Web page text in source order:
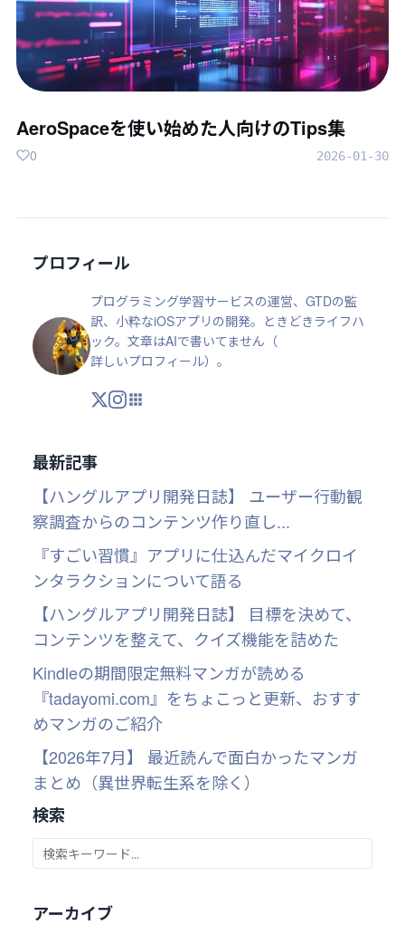
AeroSpaceを使い始めた人向けのTips集
2026-01-30
0
プロフィール
プログラミング学習サービスの運営、GTDの監
訳、小粋なiOSアプリの開発。ときどきライフハ
ック。文章はAIで書いてません（
詳しいプロフィール）。
X Instagram
アプリ・ツール
最新記事
【ハングルアプリ開発日誌】 ユーザー行動観
察調査からのコンテンツ作り直し...
『すごい習慣』アプリに仕込んだマイクロイ
ンタラクションについて語る
【ハングルアプリ開発日誌】 目標を決めて、
コンテンツを整えて、クイズ機能を詰めた
Kindleの期間限定無料マンガが読める
『tadayomi.com』をちょこっと更新、おすす
めマンガのご紹介
【2026年7月】 最近読んで面白かったマンガ
まとめ（異世界転生系を除く）
検索
アーカイブ